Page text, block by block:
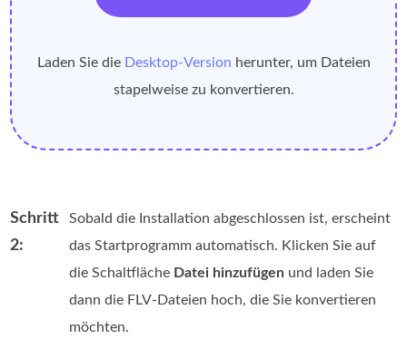
Laden Sie die Desktop‑Version herunter, um Dateien
stapelweise zu konvertieren.
Schritt
2:
Sobald die Installation abgeschlossen ist, erscheint
das Startprogramm automatisch. Klicken Sie auf
die Schaltfläche Datei hinzufügen und laden Sie
dann die FLV-Dateien hoch, die Sie konvertieren
möchten.